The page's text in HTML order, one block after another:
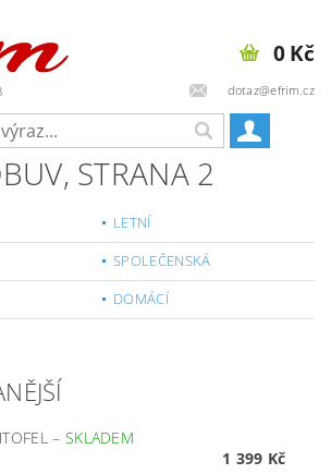
dotaz@efrim.cz
0 Kč
, STRANA 2
LETNÍ
SPOLEČENSKÁ
DOMÁCÍ
– SKLADEM
1 399 Kč